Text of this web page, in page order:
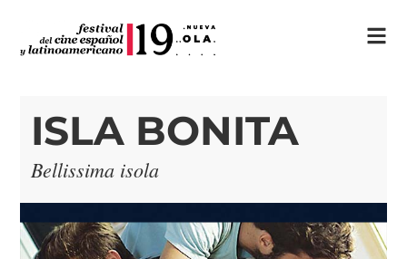
ISLA BONITA
Bellissima isola